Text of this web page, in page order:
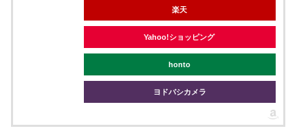
楽天
Yahoo!ショッピング
honto
ヨドバシカメラ